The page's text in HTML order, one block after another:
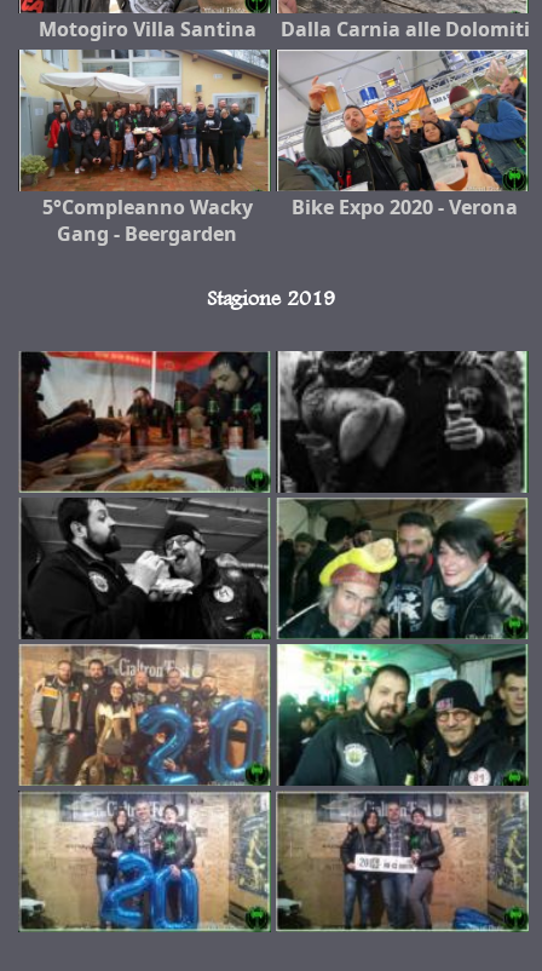
Motogiro Villa Santina Dalla Carnia alle Dolomiti
5°Compleanno Wacky
Gang - Beergarden
Bike Expo 2020 - Verona
Stagione 2019